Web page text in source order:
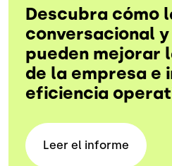
Descubra cómo
conversacional y
pueden mejorar
de la empresa e
eficiencia
Leer el informe